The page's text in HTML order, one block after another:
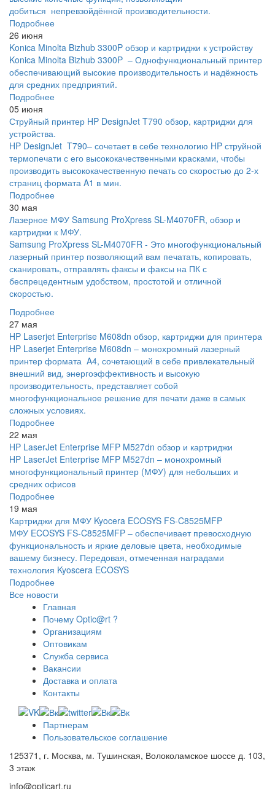
добиться непревзойдённой производительности.
Подробнее
26 июня
Konica Minolta Bizhub 3300P обзор и картриджи к устройству
Konica Minolta Bizhub 3300P – Однофункциональный принтер
обеспечивающий высокие производительность и надёжность
для средних предприятий.
Подробнее
05 июня
Струйный принтер HP DesignJet T790 обзор, картриджи для
устройства.
HP DesignJet T790– сочетает в себе технологию HP струйной
термопечати с его высококачественными красками, чтобы
производить высококачественную печать со скоростью до 2-х
страниц формата A1 в мин.
Подробнее
30 мая
Лазерное МФУ Samsung ProXpress SL-M4070FR, обзор и
картриджи к МФУ.
Samsung ProXpress SL-M4070FR - Это многофункциональный
лазерный принтер позволяющий вам печатать, копировать,
сканировать, отправлять факсы и факсы на ПК с
беспрецедентным удобством, простотой и отличной
скоростью.
Подробнее
27 мая
HP Laserjet Enterprise M608dn обзор, картриджи для принтера
HP Laserjet Enterprise M608dn – монохромный лазерный
принтер формата A4, сочетающий в себе привлекательный
внешний вид, энергоэффективность и высокую
производительность, представляет собой
многофункциональное решение для печати даже в самых
сложных условиях.
Подробнее
22 мая
HP LaserJet Enterprise MFP M527dn обзор и картриджи
HP LaserJet Enterprise MFP M527dn – монохромный
многофункциональный принтер (МФУ) для небольших и
средних офисов
Подробнее
19 мая
Картриджи для МФУ Kyocera ECOSYS FS-C8525MFP
МФУ ECOSYS FS-C8525MFP – обеспечивает превосходную
функциональность и яркие деловые цвета, необходимые
вашему бизнесу. Передовая, отмеченная наградами
технология Kyoscera ECOSYS
Подробнее
Все новости
Главная
Почему Optic@rt ?
Организациям
Оптовикам
Служба сервиса
Вакансии
Доставка и оплата
Контакты
Партнерам
Пользовательское соглашение
125371, г. Москва, м. Тушинская, Волоколамское шоссе д. 103,
3 этаж
info@opticart.ru